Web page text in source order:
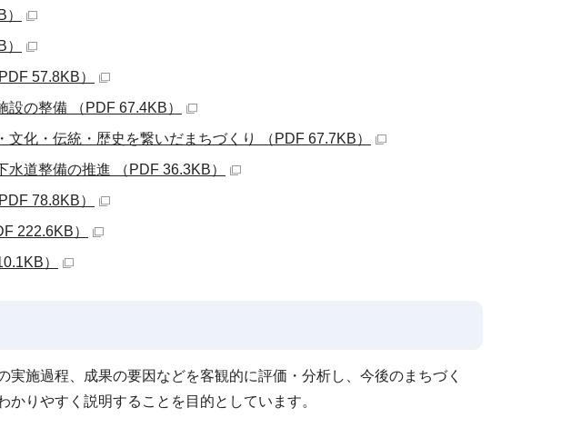
57.8KB）
の整備 （PDF 67.4KB）
化・伝統・歴史を繋いだまちづくり （PDF 67.7KB）
道整備の推進 （PDF 36.3KB）
78.8KB）
222.6KB）
）
施過程、成果の要因などを客観的に評価・分析し、今後のまちづく
りやすく説明することを目的としています。